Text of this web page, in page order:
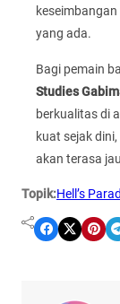
yang ada.
Bagi pemain
Studies
berkualitas di
kuat sejak
akan terasa
Topik:Hell’s
Share on Facebook Share on X Share on Pinterest Share